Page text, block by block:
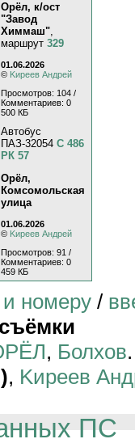
Орёл, к/ост
"Завод
Химмаш",
маршрут 329
01.06.2026
© Kиpeeв Aндpeй
Просмотров: 104 /
Комментариев: 0
500 КБ
Автобус
ПАЗ-32054 С 486
РК 57
Орёл,
Комсомольская
улица
01.06.2026
© Kиpeeв Aндpeй
Просмотров: 91 /
Комментариев: 0
459 КБ
и номеру /
, Болхов.
, Kиpeeв
ПС